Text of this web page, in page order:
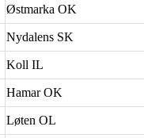
Østmarka OK
Nydalens SK
Koll IL
Hamar OK
Løten OL